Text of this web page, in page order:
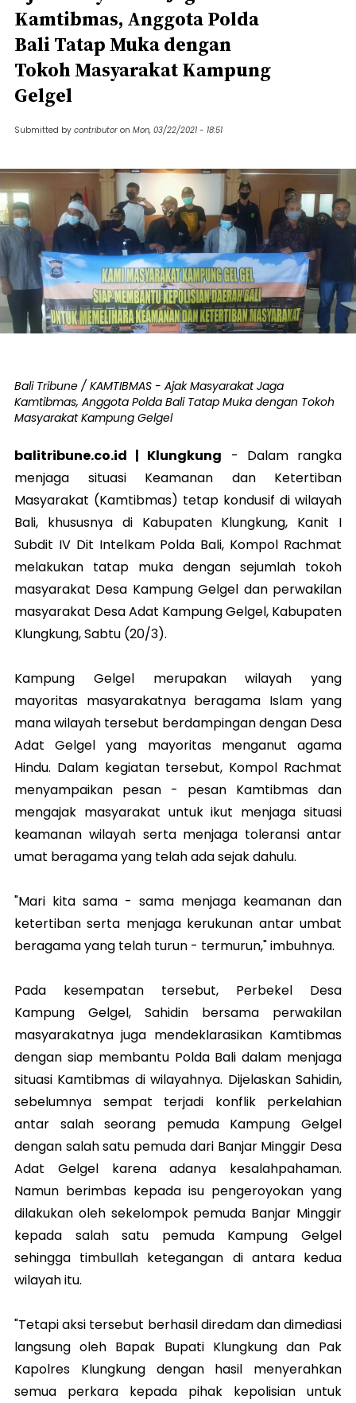
Kamtibmas, Anggota Polda
Bali Tatap Muka dengan
Tokoh Masyarakat Kampung
Gelgel
Submitted by contributor on Mon, 03/22/2021 - 18:51
Bali Tribune / KAMTIBMAS - Ajak Masyarakat Jaga
Kamtibmas, Anggota Polda Bali Tatap Muka dengan Tokoh
Masyarakat Kampung Gelgel
balitribune.co.id | Klungkung - Dalam rangka
menjaga situasi Keamanan dan Ketertiban
Masyarakat (Kamtibmas) tetap kondusif di wilayah
Bali, khususnya di Kabupaten Klungkung, Kanit I
Subdit IV Dit Intelkam Polda Bali, Kompol Rachmat
melakukan tatap muka dengan sejumlah tokoh
masyarakat Desa Kampung Gelgel dan perwakilan
masyarakat Desa Adat Kampung Gelgel, Kabupaten
Klungkung, Sabtu (20/3).
Kampung Gelgel merupakan wilayah yang
mayoritas masyarakatnya beragama Islam yang
mana wilayah tersebut berdampingan dengan Desa
Adat Gelgel yang mayoritas menganut agama
Hindu. Dalam kegiatan tersebut, Kompol Rachmat
menyampaikan pesan - pesan Kamtibmas dan
mengajak masyarakat untuk ikut menjaga situasi
keamanan wilayah serta menjaga toleransi antar
umat beragama yang telah ada sejak dahulu.
"Mari kita sama - sama menjaga keamanan dan
ketertiban serta menjaga kerukunan antar umbat
beragama yang telah turun - termurun," imbuhnya.
Pada kesempatan tersebut, Perbekel Desa
Kampung Gelgel, Sahidin bersama perwakilan
masyarakatnya juga mendeklarasikan Kamtibmas
dengan siap membantu Polda Bali dalam menjaga
situasi Kamtibmas di wilayahnya. Dijelaskan Sahidin,
sebelumnya sempat terjadi konflik perkelahian
antar salah seorang pemuda Kampung Gelgel
dengan salah satu pemuda dari Banjar Minggir Desa
Adat Gelgel karena adanya kesalahpahaman.
Namun berimbas kepada isu pengeroyokan yang
dilakukan oleh sekelompok pemuda Banjar Minggir
kepada salah satu pemuda Kampung Gelgel
sehingga timbullah ketegangan di antara kedua
wilayah itu.
"Tetapi aksi tersebut berhasil diredam dan dimediasi
langsung oleh Bapak Bupati Klungkung dan Pak
Kapolres Klungkung dengan hasil menyerahkan
semua perkara kepada pihak kepolisian untuk